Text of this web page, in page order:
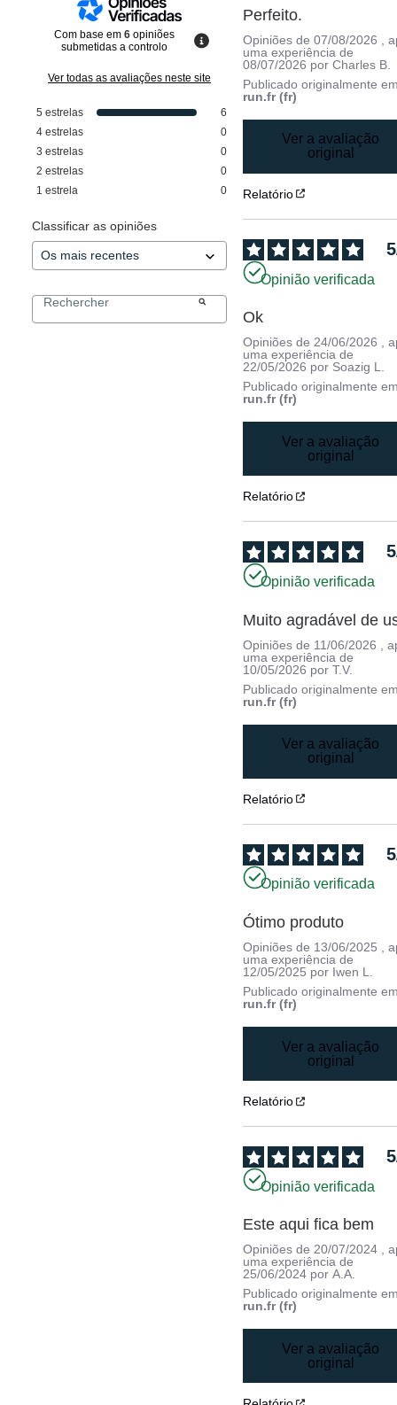
Com base em 6 opiniões
submetidas a controlo
Ver todas as avaliações neste site
5 estrelas
6
4 estrelas
0
3 estrelas
0
2 estrelas
0
1 estrela 0
Classificar as opiniões
Perfeito.
Opiniões de07/08/2026
,
uma experiência de
08/07/2026 porCharles B.
Publicado originalmente
run.fr (fr)
Ver a avaliação
original
Relatório
5
Opinião verificada
Ok
Opiniões de 24/06/2026
,
uma experiência de
22/05/2026 por Soazig L.
Publicado originalmente
run.fr (fr)
Ver a avaliação
original
Relatório
5
Opinião verificada
Muito agradável de
Opiniões de 11/06/2026
,
uma experiência de
10/05/2026 porT.V.
Publicado originalmente
run.fr (fr)
Ver a avaliação
original
Relatório
5
Opinião verificada
Ótimo produto
Opiniões de 13/06/2025
,
uma experiência de
12/05/2025 por Iwen L.
Publicado originalmente
run.fr (fr)
Ver a avaliação
original
Relatório
5
Opinião verificada
Este aqui fica bem
Opiniões de20/07/2024 ,
uma experiência de
25/06/2024 porA.A.
Publicado originalmente
run.fr (fr)
Ver a avaliação
original